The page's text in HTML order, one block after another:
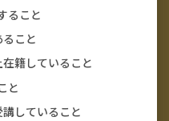
ること
こと
籍していること
と
していること